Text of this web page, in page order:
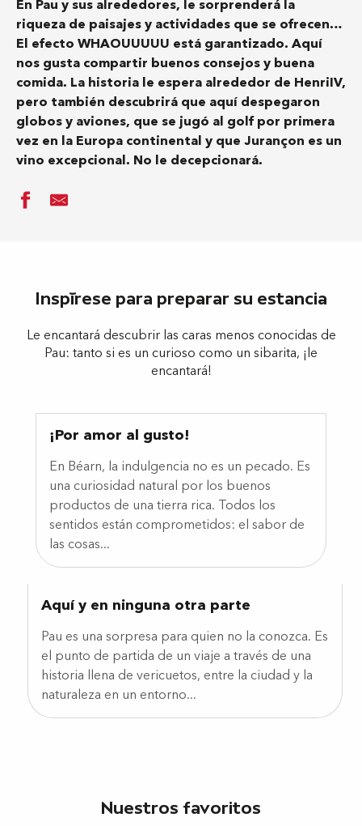
En Pau y sus alrededores, le sorprenderá la
riqueza de paisajes y actividades que se ofrecen…
El efecto WHAOUUUUU está garantizado. Aquí
nos gusta compartir buenos consejos y buena
comida. La historia le espera alrededor de HenriIV,
pero también descubrirá que aquí despegaron
globos y aviones, que se jugó al golf por primera
vez en la Europa continental y que Jurançon es un
vino excepcional. No le decepcionará.
Inspírese para preparar su estancia
Le encantará descubrir las caras menos conocidas de
Pau: tanto si es un curioso como un sibarita, ¡le
encantará!
¡Por amor al gusto!
En Béarn, la indulgencia no es un pecado. Es
una curiosidad natural por los buenos
productos de una tierra rica. Todos los
sentidos están comprometidos: el sabor de
las cosas...
Aquí y en ninguna otra parte
Pau es una sorpresa para quien no la conozca. Es
el punto de partida de un viaje a través de una
historia llena de vericuetos, entre la ciudad y la
naturaleza en un entorno...
Nuestros favoritos